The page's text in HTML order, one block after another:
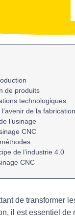
de produits
technologiques
de la fabrication
l’usinage
CNC
de l’industrie 4.0
CNC
de transformer
il est essentiel de